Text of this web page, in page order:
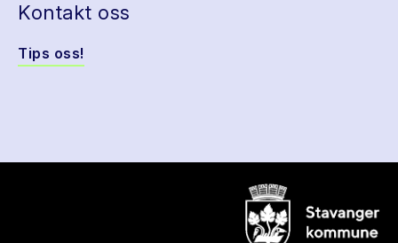
Kontakt oss
Tips oss!